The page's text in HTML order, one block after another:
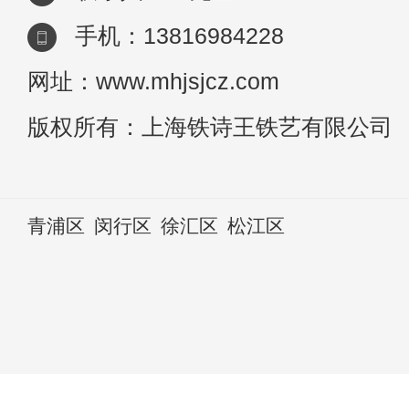
手机：13816984228
网址：www.mhjsjcz.com
版权所有：上海铁诗王铁艺有限公司
青浦区 闵行区 徐汇区 松江区